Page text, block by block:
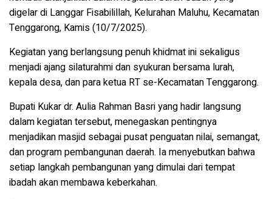
digelar di Langgar Fisabilillah, Kelurahan Maluhu, Kecamatan
Tenggarong, Kamis (10/7/2025).
Kegiatan yang berlangsung penuh khidmat ini sekaligus
menjadi ajang silaturahmi dan syukuran bersama lurah,
kepala desa, dan para ketua RT se-Kecamatan Tenggarong.
Bupati Kukar dr. Aulia Rahman Basri yang hadir langsung
dalam kegiatan tersebut, menegaskan pentingnya
menjadikan masjid sebagai pusat penguatan nilai, semangat,
dan program pembangunan daerah. Ia menyebutkan bahwa
setiap langkah pembangunan yang dimulai dari tempat
ibadah akan membawa keberkahan.